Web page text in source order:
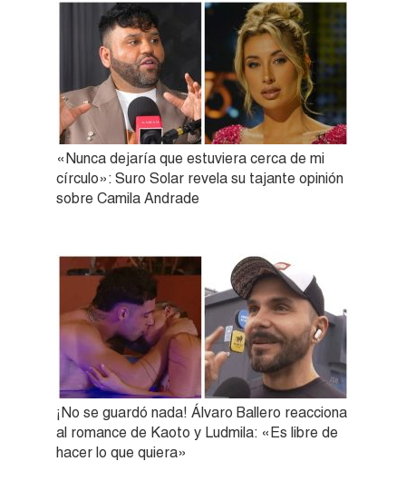
«Nunca dejaría que estuviera cerca de mi
círculo»: Suro Solar revela su tajante opinión
sobre Camila Andrade
¡No se guardó nada! Álvaro Ballero reacciona
al romance de Kaoto y Ludmila: «Es libre de
hacer lo que quiera»